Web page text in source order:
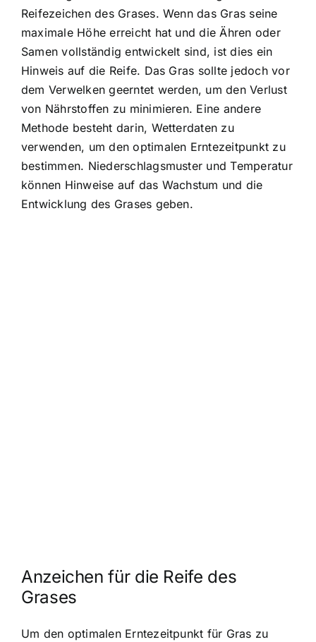
Reifezeichen des Grases. Wenn das Gras seine
maximale Höhe erreicht hat und die Ähren oder
Samen vollständig entwickelt sind, ist dies ein
Hinweis auf die Reife. Das Gras sollte jedoch vor
dem Verwelken geerntet werden, um den Verlust
von Nährstoffen zu minimieren. Eine andere
Methode besteht darin, Wetterdaten zu
verwenden, um den optimalen Erntezeitpunkt zu
bestimmen. Niederschlagsmuster und Temperatur
können Hinweise auf das Wachstum und die
Entwicklung des Grases geben.
Anzeichen für die Reife des
Grases
Um den optimalen Erntezeitpunkt für Gras zu